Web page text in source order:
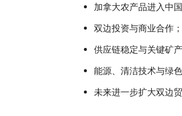
加拿大农产品进入中
双边投资与商业合作；
供应链稳定与关键矿
能源、清洁技术与绿
未来进一步扩大双边